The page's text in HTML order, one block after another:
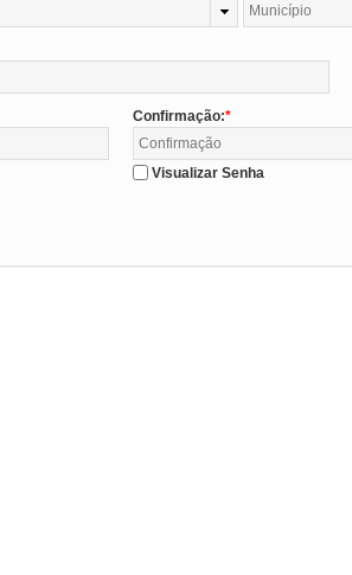
Confirmação:
Visualizar Senha